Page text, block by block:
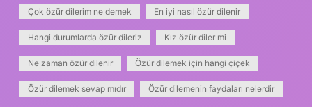
Çok özür dilerim ne demek En iyi nasıl özür dilenir
Hangi durumlarda özür dileriz Kız özür diler mi
Ne zaman özür dilenir Özür dilemek için hangi çiçek
Özür dilemek sevap mıdır Özür dilemenin faydaları nelerdir